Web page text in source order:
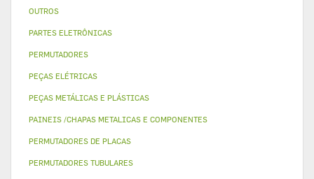
OUTROS
PARTES ELETRÔNICAS
PERMUTADORES
PEÇAS ELÉTRICAS
PEÇAS METÁLICAS E PLÁSTICAS
PAINEIS /CHAPAS METALICAS E COMPONENTES
PERMUTADORES DE PLACAS
PERMUTADORES TUBULARES